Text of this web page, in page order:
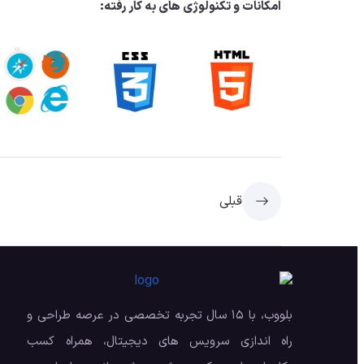
امکانات و تکنولوژی های به کار رفته:
قبلی
بلووب، با ۱۵ سال تجربه تخصصی در عرصه طراحی و
راه اندازی سرویس های دیجیتال، همراه کسب